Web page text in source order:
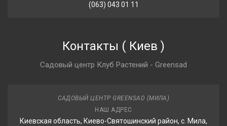
(063) 043 01 11
Контакты ( Киев )
Садовый центр Клуб Растений - Greensad
САДОВЫЙ ЦЕНТР GREENSAD (МИЛА)
НАШ АДРЕС
Киевская область, Киево-Святошинский район, с. Мила,